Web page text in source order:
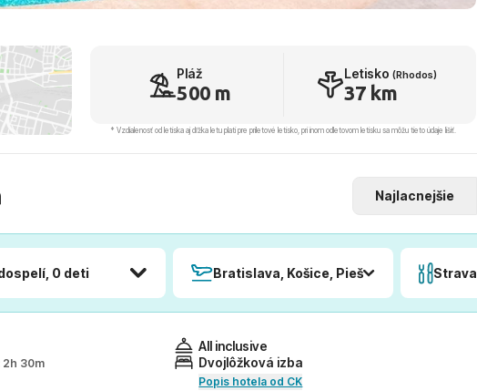
Pláž
500 m
Letisko (Rhodos)
37 km
* Vzdialenosť od letiska aj dľžka letu platí pre príletové letisko, pri inom odletovom letisku sa môžu tieto údaje líšiť.
Najlacnejšie
0 deti Bratislava, Košice, Piešťany, PopradStrava
2h 30m
All inclusive
Dvojlôžková izba
Popis hotela od CK